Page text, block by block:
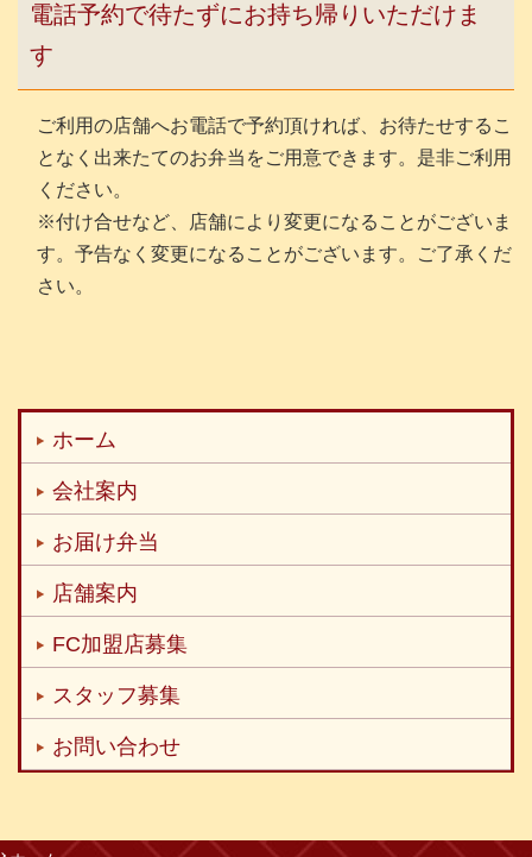
電話予約で待たずにお持ち帰りいただけま
す
ご利用の店舗へお電話で予約頂ければ、お待たせするこ
となく出来たてのお弁当をご用意できます。是非ご利用
ください。
※付け合せなど、店舗により変更になることがございま
す。予告なく変更になることがございます。ご了承くだ
さい。
ホーム
会社案内
お届け弁当
店舗案内
FC加盟店募集
スタッフ募集
お問い合わせ